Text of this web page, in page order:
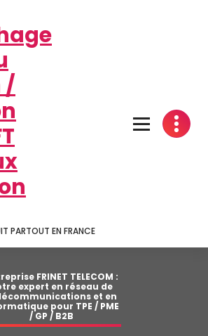
PARTOUT EN FRANCE
FRINET TELECOM :
expert en réseau de
et en
pour TPE / PME
/ GP / B2B